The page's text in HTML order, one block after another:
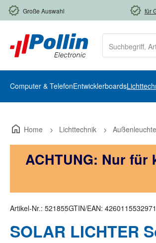
Hauptinhalt springen
Zur Suche springen
Zur Hauptnavigation springen
Große Auswahl für
Computer & TelefonEntwicklerboards
Home Lichttechnik
ACHTUNG: Nur für
Artikel-Nr.: 521855GTIN/EAN: 4260115532971
SOLAR LICHTER